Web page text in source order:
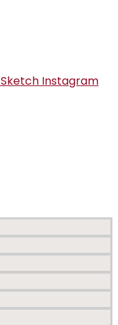
Sketch Instagram